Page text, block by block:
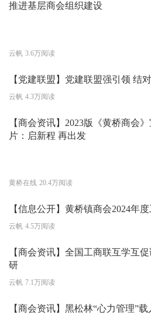
推进基层商会组织建设
云帆 3.6万阅读
【党建联盟】党建联盟强引领 结
云帆 4.3万阅读
【商会资讯】2023版《黄桥商会
片：启新程 再出发
黄桥在线 20.4万阅读
【信息公开】黄桥镇商会2024年
云帆 4.5万阅读
【商会资讯】全国工商联互学互
研
云帆 7.1万阅读
【商会资讯】黑松林“心力管理”载